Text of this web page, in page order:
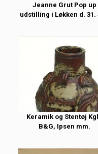
Jeanne Grut Pop up
udstilling i Løkken d. 31.
Keramik og Stentøj
B&G, Ipsen mm.